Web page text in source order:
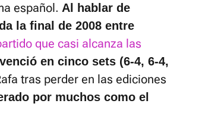
español. Al hablar de
la final de 2008 entre
que casi alcanza las
en cinco sets (6-4, 6-4,
tras perder en las ediciones
por muchos como el